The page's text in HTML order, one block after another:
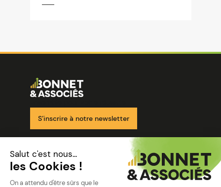
Image
S’inscrire à notre newsletter
Nos solutions
Nos cabinets
Mon espace client